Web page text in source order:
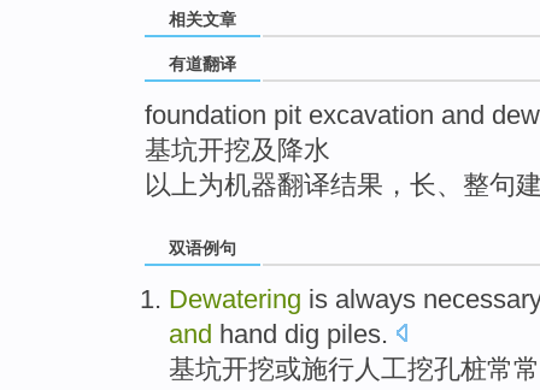
相关文章
有道翻译
foundation pit excavation and
基坑开挖及降水
以上为机器翻译结果，长、整句
双语例句
Dewatering is always
and hand dig piles.
基坑开挖或施行人工挖孔桩常常